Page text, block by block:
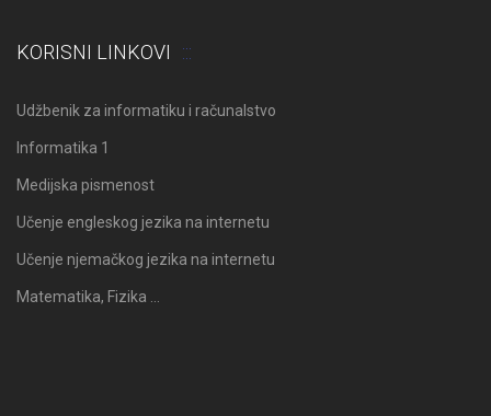
KORISNI LINKOVI
Udžbenik za informatiku i računalstvo
Informatika 1
Medijska pismenost
Učenje engleskog jezika na internetu
Učenje njemačkog jezika na internetu
Matematika, Fizika …